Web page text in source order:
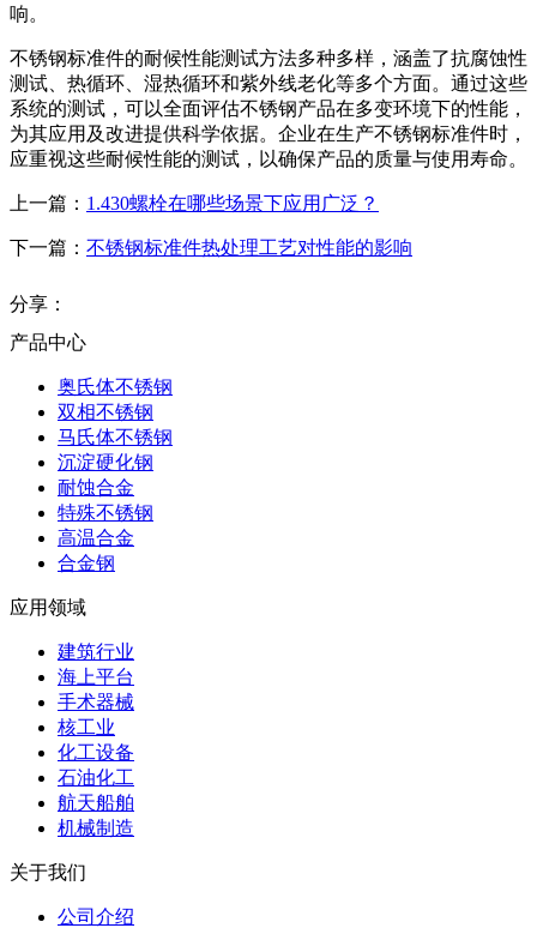
响。
不锈钢标准件的耐候性能测试方法多种多样，涵盖了抗腐蚀性
测试、热循环、湿热循环和紫外线老化等多个方面。通过这些
系统的测试，可以全面评估不锈钢产品在多变环境下的性能，
为其应用及改进提供科学依据。企业在生产不锈钢标准件时，
应重视这些耐候性能的测试，以确保产品的质量与使用寿命。
上一篇： 1.430螺栓在哪些场景下应用广泛？
下一篇： 不锈钢标准件热处理工艺对性能的影响
分享：
产品中心
奥氏体不锈钢
双相不锈钢
马氏体不锈钢
沉淀硬化钢
耐蚀合金
特殊不锈钢
高温合金
合金钢
应用领域
建筑行业
海上平台
手术器械
核工业
化工设备
石油化工
航天船舶
机械制造
关于我们
公司介绍